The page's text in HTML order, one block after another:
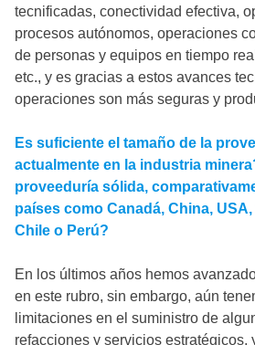
tecnificadas, conectividad efectiva,
procesos autónomos, operaciones
de personas y equipos en tiempo
etc., y es gracias a estos avances
operaciones son más seguras y
Es suficiente el tamaño de la
actualmente en la industria
proveeduría sólida,
países como Canadá, China,
Chile o Perú?
En los últimos años hemos
en este rubro, sin embargo, aún
limitaciones en el suministro de
refacciones y servicios estratégicos,